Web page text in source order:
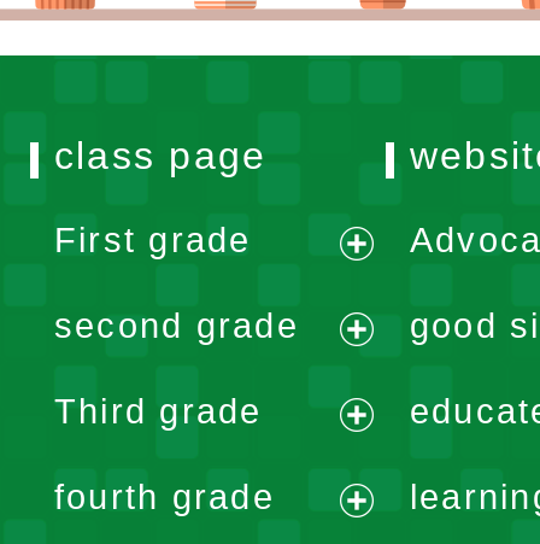
class page
First grade
menu
second grade
menu
Third grade
menu
fourth grade
good